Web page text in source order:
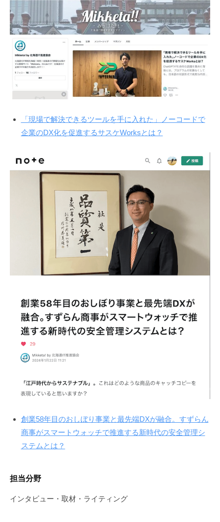
「現場で解決できるツールを手に入れた」ノーコードで
企業のDX化を促進するサスケWorksとは？
創業58年目のおしぼり事業と最先端DXが融合。すずらん
商事がスマートウォッチで推進する新時代の安全管理シ
ステムとは？
担当分野
インタビュー・取材・ライティング